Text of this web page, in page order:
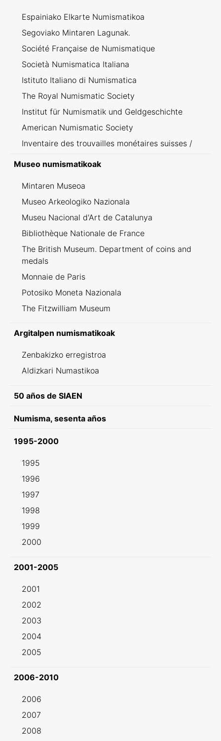
Espainiako Elkarte Numismatikoa
Segoviako Mintaren Lagunak.
Société Française de Numismatique
Società Numismatica Italiana
Istituto Italiano di Numismatica
The Royal Numismatic Society
Institut für Numismatik und Geldgeschichte
American Numismatic Society
Inventaire des trouvailles monétaires suisses /
Museo numismatikoak
Mintaren Museoa
Museo Arkeologiko Nazionala
Museu Nacional d'Art de Catalunya
Bibliothèque Nationale de France
The British Museum. Department of coins and
medals
Monnaie de Paris
Potosiko Moneta Nazionala
The Fitzwilliam Museum
Argitalpen numismatikoak
Zenbakizko erregistroa
Aldizkari Numastikoa
50 años de SIAEN
Numisma, sesenta años
1995-2000
1995
1996
1997
1998
1999
2000
2001-2005
2001
2002
2003
2004
2005
2006-2010
2006
2007
2008